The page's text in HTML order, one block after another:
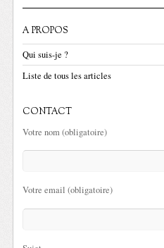
A PROPOS
Qui suis-je ?
Liste de tous les articles
CONTACT
Votre nom (obligatoire)
Votre email (obligatoire)